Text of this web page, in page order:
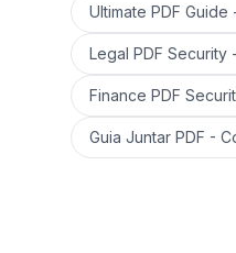
Ultimate PDF
Legal PDF
Finance PDF
Guia Juntar PDF -